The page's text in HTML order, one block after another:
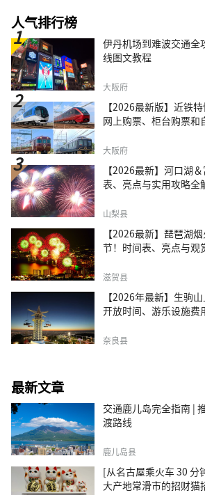
人气排行榜
伊丹机场到难波交通全
线图文教程
大阪府
【2026最新版】近铁
网上购票、柜台购票和
大阪府
【2026最新】河口湖
表、亮点与实用攻略全
山梨县
【2026最新】琵琶湖
节！时间表、亮点与观
滋贺县
【2026年最新】生驹
开放时间、游乐设施费
奈良县
最新文章
交通鹿儿岛完全指南 |
渡路线
鹿儿岛县
[从名古屋乘火车 30 分
大产地常滑市的招财猫